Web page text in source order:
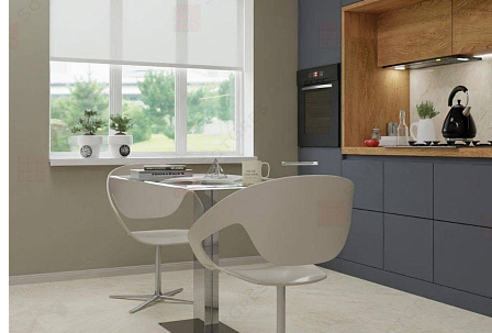
IVORY /120х60/ глянцевый светло-бежевый керамический
гранит
600
Длина, мм: